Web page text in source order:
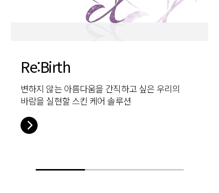
HEALTH
당신의 웰빙 라이프를 지키기 위해 엄선된 재료,
최고의 공식으로 탄생한 프리미엄 다이어트 솔루션
Re:Birth
변하지 않는 아름다움을 간직하고 싶은 우리의
바람을 실현할 스킨 케어 솔루션
CARE
케어를 넘어 치유를 목적으로 탄생했습니다. 오랜
엑소좀 연구로 탄생한 헤어&바디 케어 솔루션
HEALTH
당신의 웰빙 라이프를 지키기 위해 엄선된 재료,
최고의 공식으로 탄생한 프리미엄 다이어트 솔루션
Re:Birth
변하지 않는 아름다움을 간직하고 싶은 우리의
바람을 실현할 스킨 케어 솔루션